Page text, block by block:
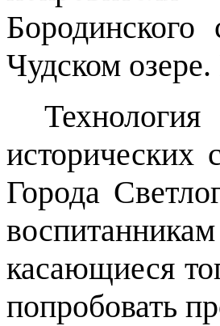
Чудском озере.
исторических
Города
касающиеся
попробовать